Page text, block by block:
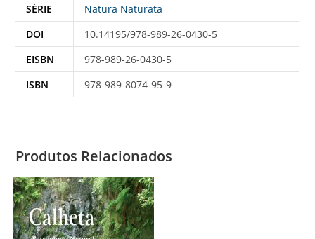
SÉRIE
Natura Naturata
DOI
10.14195/978-989-26-0430-5
EISBN
978-989-26-0430-5
ISBN
978-989-8074-95-9
Produtos Relacionados